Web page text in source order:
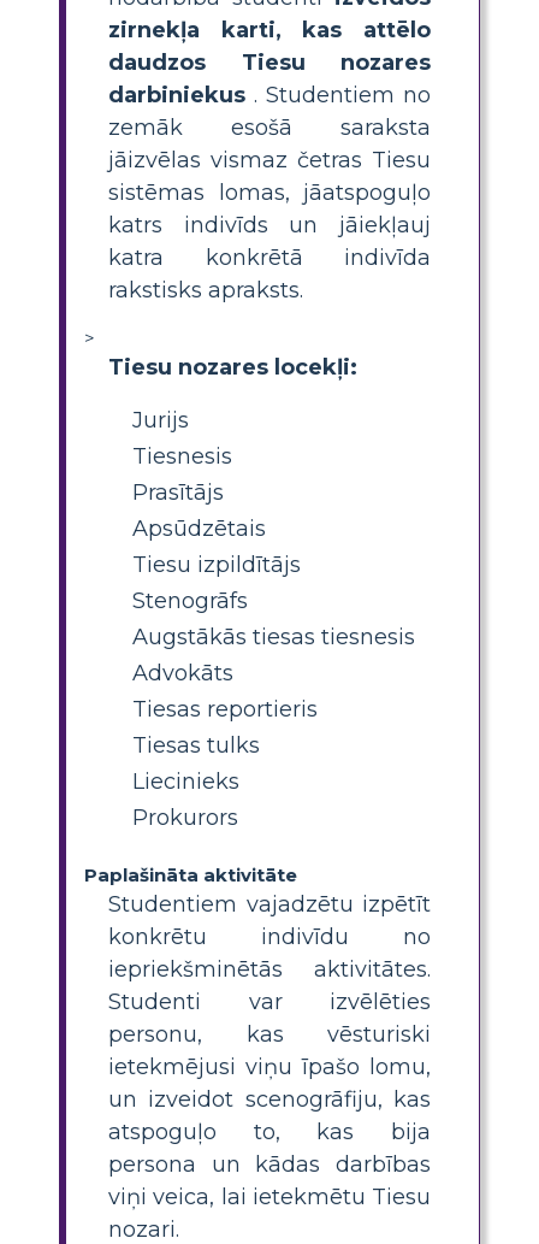
zirnekļa karti, kas attēlo
daudzos Tiesu nozares
darbiniekus . Studentiem no
zemāk esošā saraksta
jāizvēlas vismaz četras Tiesu
sistēmas lomas, jāatspoguļo
katrs indivīds un jāiekļauj
katra konkrētā indivīda
rakstisks apraksts.
>
Tiesu nozares locekļi:
Jurijs
Tiesnesis
Prasītājs
Apsūdzētais
Tiesu izpildītājs
Stenogrāfs
Augstākās tiesas tiesnesis
Advokāts
Tiesas reportieris
Tiesas tulks
Liecinieks
Prokurors
Paplašināta aktivitāte
Studentiem vajadzētu izpētīt
konkrētu indivīdu no
iepriekšminētās aktivitātes.
Studenti var izvēlēties
personu, kas vēsturiski
ietekmējusi viņu īpašo lomu,
un izveidot scenogrāfiju, kas
atspoguļo to, kas bija
persona un kādas darbības
viņi veica, lai ietekmētu Tiesu
nozari.